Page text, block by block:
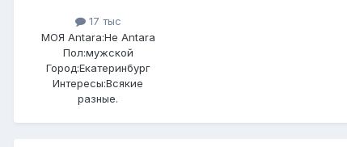
17 тыс
МОЯ Antara:Не Antara
Пол:мужской
Город:Екатеринбург
Интересы:Всякие
разные.